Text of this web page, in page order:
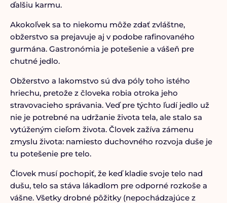
ďalšiu karmu.
Akokoľvek sa to niekomu môže zdať zvláštne,
obžerstvo sa prejavuje aj v podobe rafinovaného
gurmána. Gastronómia je potešenie a vášeň pre
chutné jedlo.
Obžerstvo a lakomstvo sú dva póly toho istého
hriechu, pretože z človeka robia otroka jeho
stravovacieho správania. Veď pre týchto ľudí jedlo už
nie je potrebné na udržanie života tela, ale stalo sa
vytúženým cieľom života. Človek zažíva zámenu
zmyslu života: namiesto duchovného rozvoja duše je
tu potešenie pre telo.
Človek musí pochopiť, že keď kladie svoje telo nad
dušu, telo sa stáva lákadlom pre odporné rozkoše a
vášne. Všetky drobné pôžitky (nepochádzajúce z